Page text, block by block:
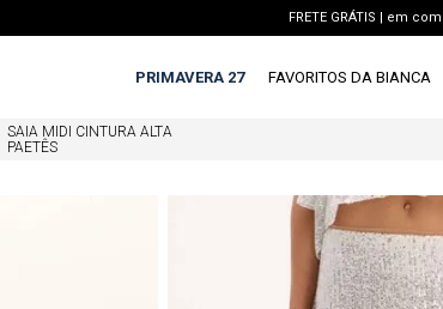
FRETE GRÁTIS | em
PRIMAVERA 27 FAVORITOS DA BIANCA
SAIA MIDI CINTURA ALTA
PAETÊS
vestido
blusa
calca jeans